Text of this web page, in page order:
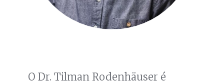
O Dr. Tilman Rodenhäuser é